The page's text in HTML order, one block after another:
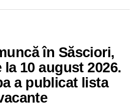
în Săsciori,
10 august 2026.
a publicat lista